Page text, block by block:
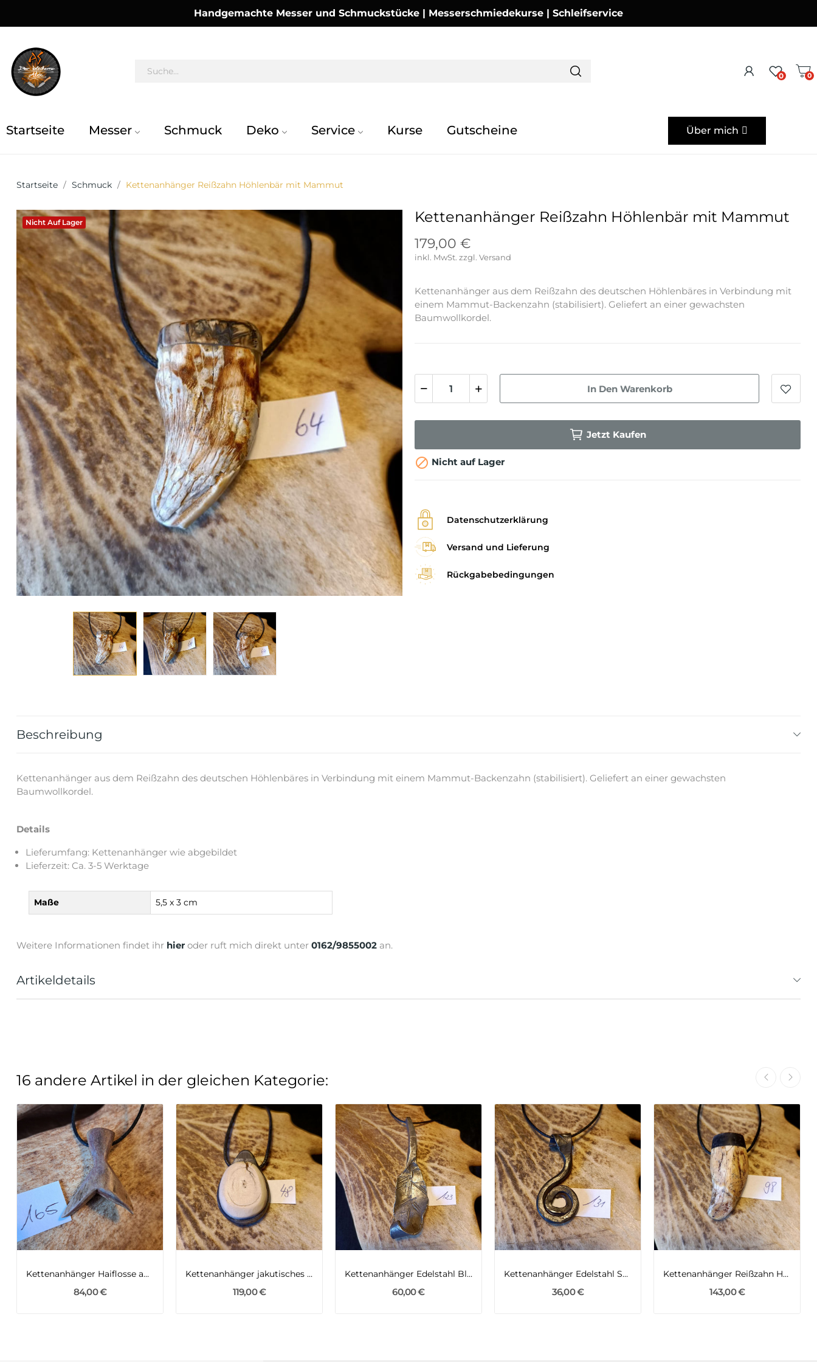
Handgemachte Messer und Schmuckstücke | Messerschmiedekurse | Schleifservice
0 0
Startseite Messer Schmuck Deko Service Kurse Gutscheine Über mich
Startseite Schmuck Kettenanhänger Reißzahn Höhlenbär mit Mammut
Nicht Auf Lager Kettenanhänger Reißzahn Höhlenbär mit Mammut
179,00 €
inkl. MwSt.
Kettenanhänger aus dem Reißzahn des deutschen Höhlenbäres in Verbindung mit
einem Mammut-Backenzahn (stabilisiert). Geliefert an einer gewachsten
Baumwollkordel.
In Den Warenkorb
Jetzt Kaufen
 Nicht auf Lager
Datenschutzerklärung
Versand und Lieferung
Rückgabebedingungen
Beschreibung
Kettenanhänger aus dem Reißzahn des deutschen Höhlenbäres in Verbindung mit einem Mammut-Backenzahn (stabilisiert). Geliefert an einer gewachsten
Baumwollkordel.
Details
Lieferumfang: Kettenanhänger wie abgebildet
Lieferzeit: Ca. 3-5 Werktage
Maße 5,5 x 3 cm
Weitere Informationen findet ihr hier oder ruft mich direkt unter 0162/9855002 an.
Artikeldetails
16 andere Artikel in der gleichen Kategorie:
Kettenanhänger Haiflosse aus Rothirschgeweih
84,00 €
Kettenanhänger jakutisches Mammutelfenbein und...
119,00 €
Kettenanhänger Edelstahl Blatt
60,00 €
Kettenanhänger Edelstahl Spirale
36,00 €
Kettenanhänger Reißzahn Höhlenbär Büffelhorn
143,00 €